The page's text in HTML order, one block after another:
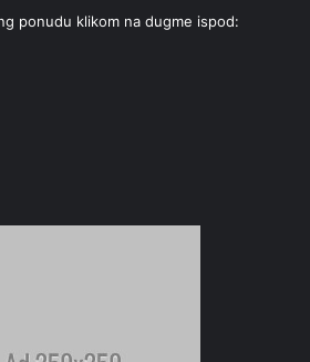
ponudu klikom na dugme ispod: